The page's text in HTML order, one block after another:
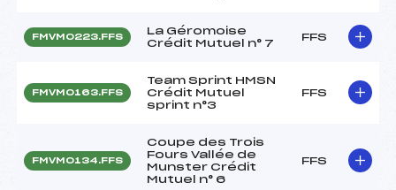
FMVM0223.FFS
La Géromoise
Crédit Mutuel n° 7
FFS
FMVM0163.FFS
Team Sprint HMSN
Crédit Mutuel
sprint n°3
FFS
FMVM0134.FFS
Coupe des Trois
Fours Vallée de
Munster Crédit
Mutuel n° 6
FFS